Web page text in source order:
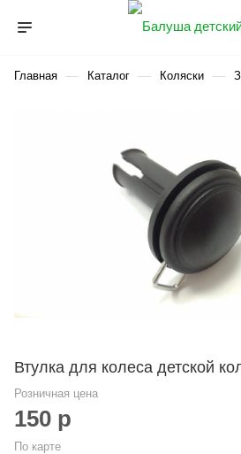
Главная — Каталог — Коляски —
Втулка для колеса детской
Розничная цена
150 р
По карте